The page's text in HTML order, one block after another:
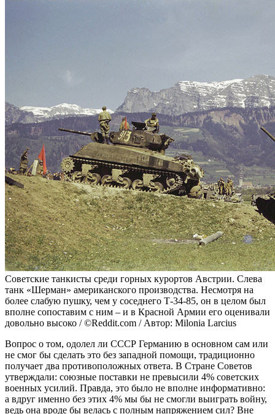
Советские танкисты среди горных курортов Австрии. Слева
танк «Шерман» американского производства. Несмотря на
более слабую пушку, чем у соседнего Т-34-85, он в целом был
вполне сопоставим с ним – и в Красной Армии его оценивали
довольно высоко / ©Reddit.com / Автор: Milonia Larcius
Вопрос о том, одолел ли СССР Германию в основном сам или
не смог бы сделать это без западной помощи, традиционно
получает два противоположных ответа. В Стране Советов
утверждали: союзные поставки не превысили 4% советских
военных усилий. Правда, это было не вполне информативно:
а вдруг именно без этих 4% мы бы не смогли выиграть войну,
ведь она вроде бы велась с полным напряжением сил? Вне